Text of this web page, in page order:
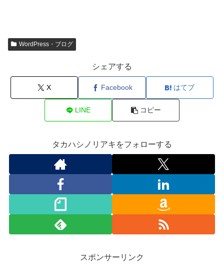
WordPress・ブログ
シェアする
X Facebook はてブ
LINE コピー
タカハシノリアキをフォローする
スポンサーリンク